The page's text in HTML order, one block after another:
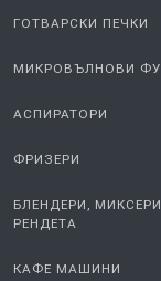
ГОТВАРСКИ ПЕЧКИ
МИКРОВЪЛНОВИ
АСПИРАТОРИ
ФРИЗЕРИ
БЛЕНДЕРИ,
РЕНДЕТА
КАФЕ МАШИНИ